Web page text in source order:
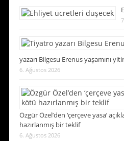
yazarı Bilgesu Erenus yaşamını
6. Ağustos 2026
Özgür Özel’den ‘çerçeve yasa’
hazırlanmış bir teklif
6. Ağustos 2026